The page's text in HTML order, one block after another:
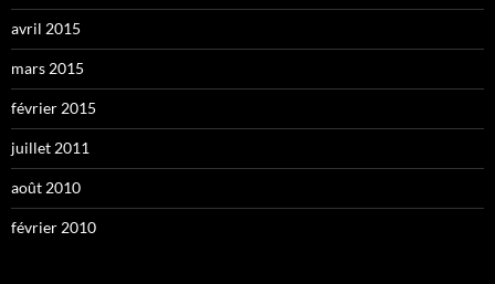
avril 2015
mars 2015
février 2015
juillet 2011
août 2010
février 2010